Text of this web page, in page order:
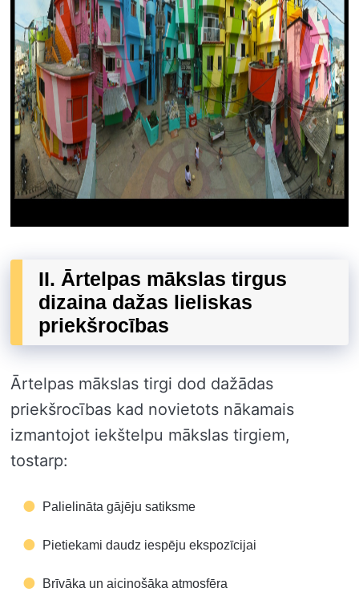
II. Ārtelpas mākslas tirgus
dizaina dažas lieliskas
priekšrocības
Ārtelpas mākslas tirgi dod dažādas
priekšrocības kad novietots nākamais
izmantojot iekštelpu mākslas tirgiem,
tostarp:
Palielināta gājēju satiksme
Pietiekami daudz iespēju ekspozīcijai
Brīvāka un aicinošāka atmosfēra